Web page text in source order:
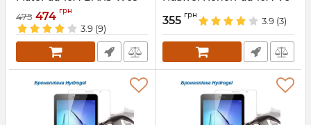
BAH3-L09 2020 Red
Артикул:4659
475 474 грн
3.9 (9)
355 грн
3.9 (3)